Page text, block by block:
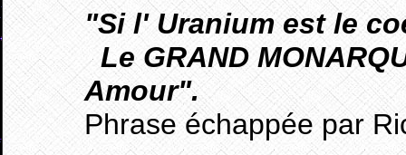
"Si l' Uranium est le
Le GRAND
Amour".
Phrase échappée par